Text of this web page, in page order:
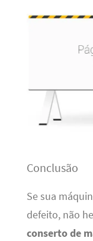
Conclusão
Se sua
defeito, não
conserto de